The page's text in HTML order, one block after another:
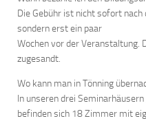
Die Gebühr ist nicht sofort
sondern erst ein paar
Wochen vor der Veranstaltung.
zugesandt.
Wo kann man in Tönning
In unseren drei
befinden sich 18 Zimmer mit